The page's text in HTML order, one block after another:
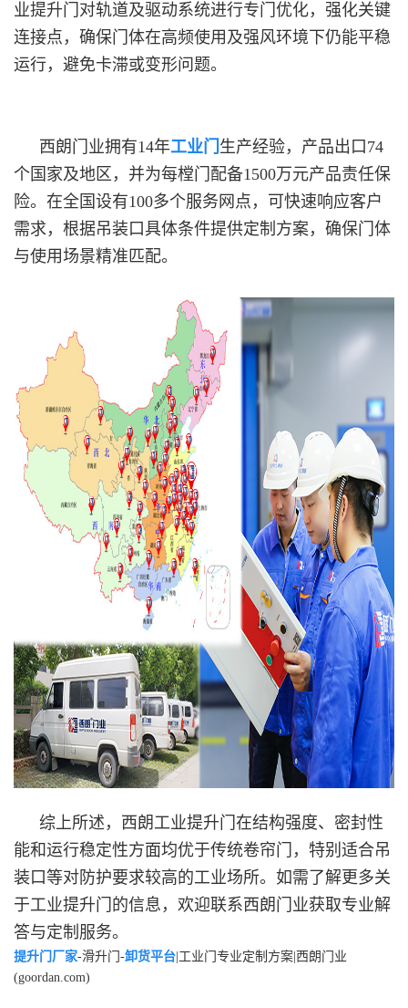
业提升门对轨道及驱动系统进行专门优化，强化关键
连接点，确保门体在高频使用及强风环境下仍能平稳
运行，避免卡滞或变形问题。
西朗门业拥有14年工业门 生产经验，产品出口74
个国家及地区，并为每樘门配备1500万元产品责任保
险。在全国设有100多个服务网点，可快速响应客户
需求，根据吊装口具体条件提供定制方案，确保门体
与使用场景精准匹配。
综上所述，西朗工业提升门在结构强度、密封性
能和运行稳定性方面均优于传统卷帘门，特别适合吊
装口等对防护要求较高的工业场所。如需了解更多关
于工业提升门的信息，欢迎联系西朗门业获取专业解
答与定制服务。
提升门厂家-滑升门-卸货平台 |工业门专业定制方案|西朗门业
(goordan.com)